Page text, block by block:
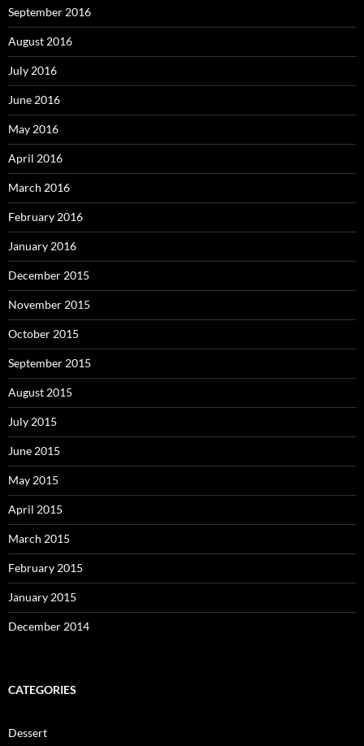
September 2016
August 2016
July 2016
June 2016
May 2016
April 2016
March 2016
February 2016
January 2016
December 2015
November 2015
October 2015
September 2015
August 2015
July 2015
June 2015
May 2015
April 2015
March 2015
February 2015
January 2015
December 2014
CATEGORIES
Dessert